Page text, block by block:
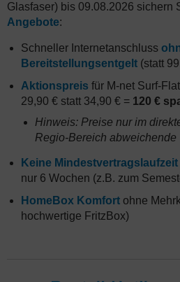
Glasfaser) bis 09.08.2026 sichern
Angebote:
Schneller Internetanschluss
Bereitstellungsentgelt (statt
Aktionspreis für M-net Surf-
29,90 € statt 34,90 € = 120 €
Hinweis: Preise nur im
Regio-Bereich abweichende
Keine Mindestvertragslaufzeit
nur 6 Wochen (z.B. zum
HomeBox Komfort ohne
hochwertige FritzBox)